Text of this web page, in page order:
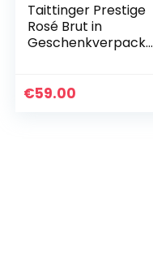
Taittinger Prestige
Rosé Brut in
Geschenkverpacku
€59.00